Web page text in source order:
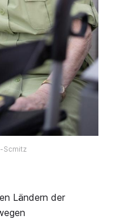
Scmitz
Ländern der